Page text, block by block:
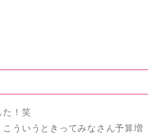
た！笑
ういうときってみなさん予算増